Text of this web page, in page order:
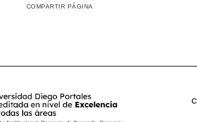
COMPARTIR PÁGINA